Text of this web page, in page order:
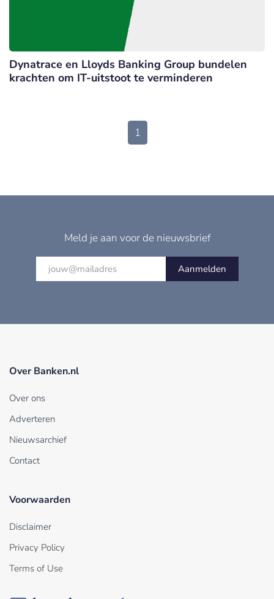
Dynatrace en Lloyds Banking Group bundelen
krachten om IT-uitstoot te verminderen
1
Meld je aan voor de nieuwsbrief
Aanmelden
Over Banken.nl
Over ons
Adverteren
Nieuwsarchief
Contact
Voorwaarden
Disclaimer
Privacy Policy
Terms of Use